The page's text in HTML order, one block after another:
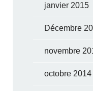
janvier 2015
Décembre
novembre
octobre 2014